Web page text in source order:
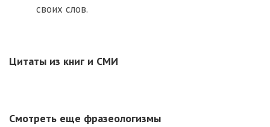
своих слов.
Цитаты из книг и СМИ
Смотреть еще фразеологизмы